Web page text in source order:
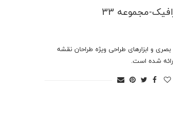
مجموعه 33
و ابزارهای طراحی ویژه طراحان نقشه
شده است.